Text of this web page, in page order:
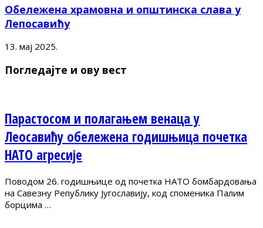
Обележена храмовна и општинска слава у
Лепосавићу
13. мај 2025.
Погледајте и ову вест
Парастосом и полагањем венаца у
Леосавићу обележена годишњица почетка
НАТО агресије
Поводом 26. годишњице од почетка НАТО бомбардовања
на Савезну Републику Југославију, код споменика Палим
борцима …